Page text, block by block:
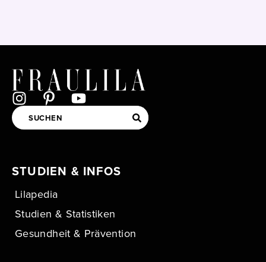
STUDIEN & INFOS
Lilapedia
Studien & Statistiken
Gesundheit & Prävention